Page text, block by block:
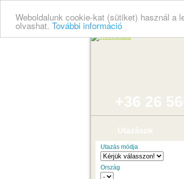
Weboldalunk cookie-kat (sütiket) használ a
olvashat. További információ
+36 26
Utazások
Utazás módja
Ország